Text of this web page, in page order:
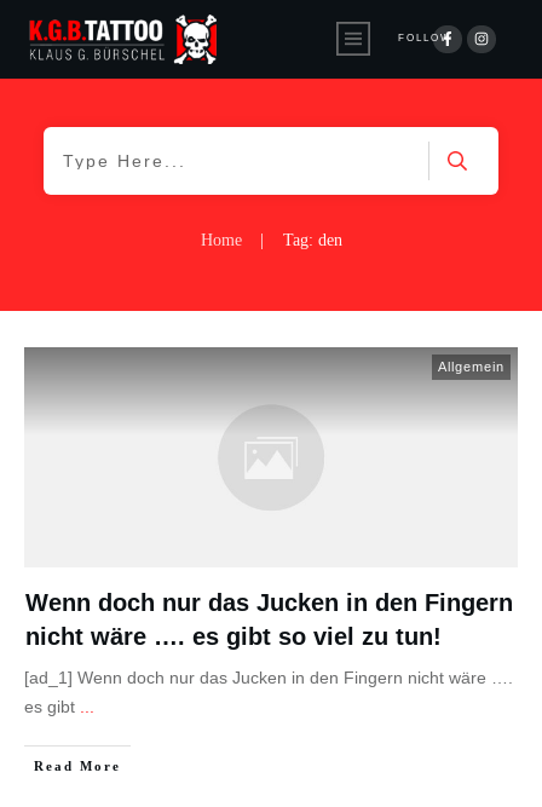
FOLLOW
Home Tag: den
Allgemein
Wenn doch nur das Jucken in den Fingern
nicht wäre …. es gibt so viel zu tun!
[ad_1] Wenn doch nur das Jucken in den Fingern nicht wäre ….
es gibt
Read More